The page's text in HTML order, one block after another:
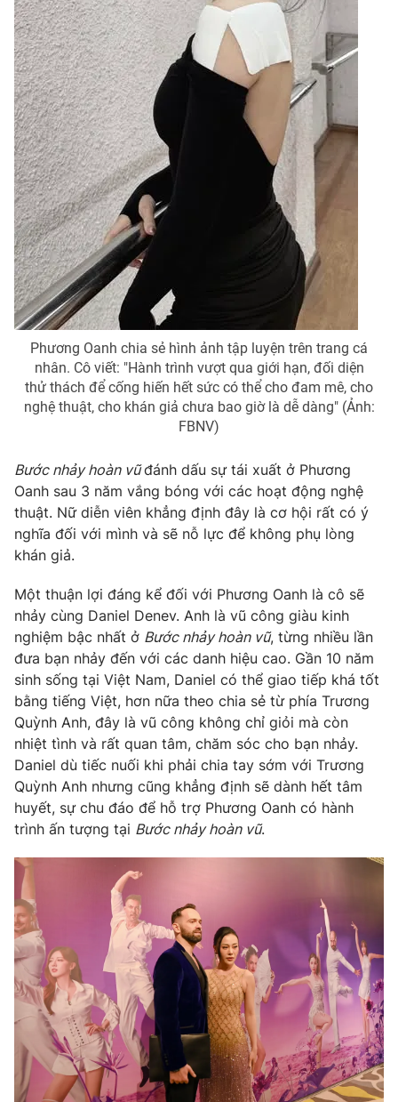
Theo dõi báo trên
Cơ quan chủ quản:Đài Truyền hình Việt Nam
Cơ quan báo chí:Thời báo VTV
Giấy phép hoạt động báo in và báo điện tử số 483/GP-BTTTT
cấp ngày 29/12/2023
Tổng Biên tập:Vũ Thanh Thủy
Phó Tổng Biên tập: Nguyễn Thị Mỹ Hạnh, Phạm Quốc Thắng,
Nguyễn Trọng Ninh
Tổng đài VTV:024.38 355 931 - 024.38 355 932
Ðiện thoại Thời báo VTV:024.66 897 897
Email:
toasoan@vtv.vn
Liên hệ quảng cáo:024-7300.7108
® Cấm sao chép dưới mọi hình thức nếu không có sự chấp
thuận bằng văn bản. Ghi rõ nguồn VTV.vn khi phát hành lại
thông tin từ website này.
Phương Oanh chia sẻ hình ảnh tập luyện trên trang cá
nhân. Cô viết: "Hành trình vượt qua giới hạn, đối diện
thử thách để cống hiến hết sức có thể cho đam mê, cho
nghệ thuật, cho khán giả chưa bao giờ là dễ dàng" (Ảnh:
FBNV)
Bước nhảy hoàn vũđánh dấu sự tái xuất ở Phương
Oanh sau 3 năm vắng bóng với các hoạt động nghệ
thuật. Nữ diễn viên khẳng định đây là cơ hội rất có ý
nghĩa đối với mình và sẽ nỗ lực để không phụ lòng
khán giả.
Một thuận lợi đáng kể đối với Phương Oanh là cô sẽ
nhảy cùng Daniel Denev. Anh là vũ công giàu kinh
nghiệm bậc nhất ở Bước nhảy hoàn vũ, từng nhiều lần
đưa bạn nhảy đến với các danh hiệu cao. Gần 10 năm
sinh sống tại Việt Nam, Daniel có thể giao tiếp khá tốt
bằng tiếng Việt, hơn nữa theo chia sẻ từ phía Trương
Quỳnh Anh, đây là vũ công không chỉ giỏi mà còn
nhiệt tình và rất quan tâm, chăm sóc cho bạn nhảy.
Daniel dù tiếc nuối khi phải chia tay sớm với Trương
Quỳnh Anh nhưng cũng khẳng định sẽ dành hết tâm
huyết, sự chu đáo để hỗ trợ Phương Oanh có hành
trình ấn tượng tại Bước nhảy hoàn vũ.